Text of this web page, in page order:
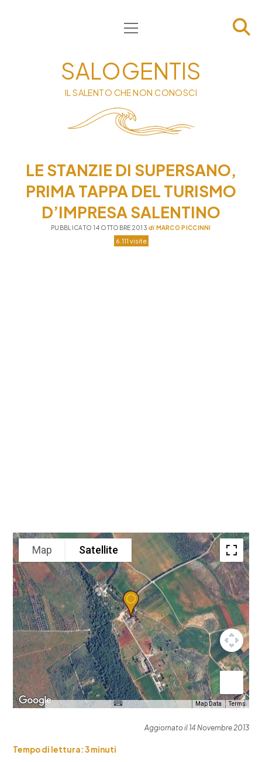
HOME
INFORMATIVA
CONTATTI
PRIVACY & COOKIE POLICY
apri
menu
SALOGENTIS
IL SALENTO CHE NON CONOSCI
LE STANZIE DI SUPERSANO,
PRIMA TAPPA DEL TURISMO
D’IMPRESA SALENTINO
PUBBLICATO 14 OTTOBRE 2013di MARCO PICCINNI
6.111 visite
Map Satellite
Map Data Terms
Aggiornato il 14 Novembre 2013
Tempo di lettura:3minuti